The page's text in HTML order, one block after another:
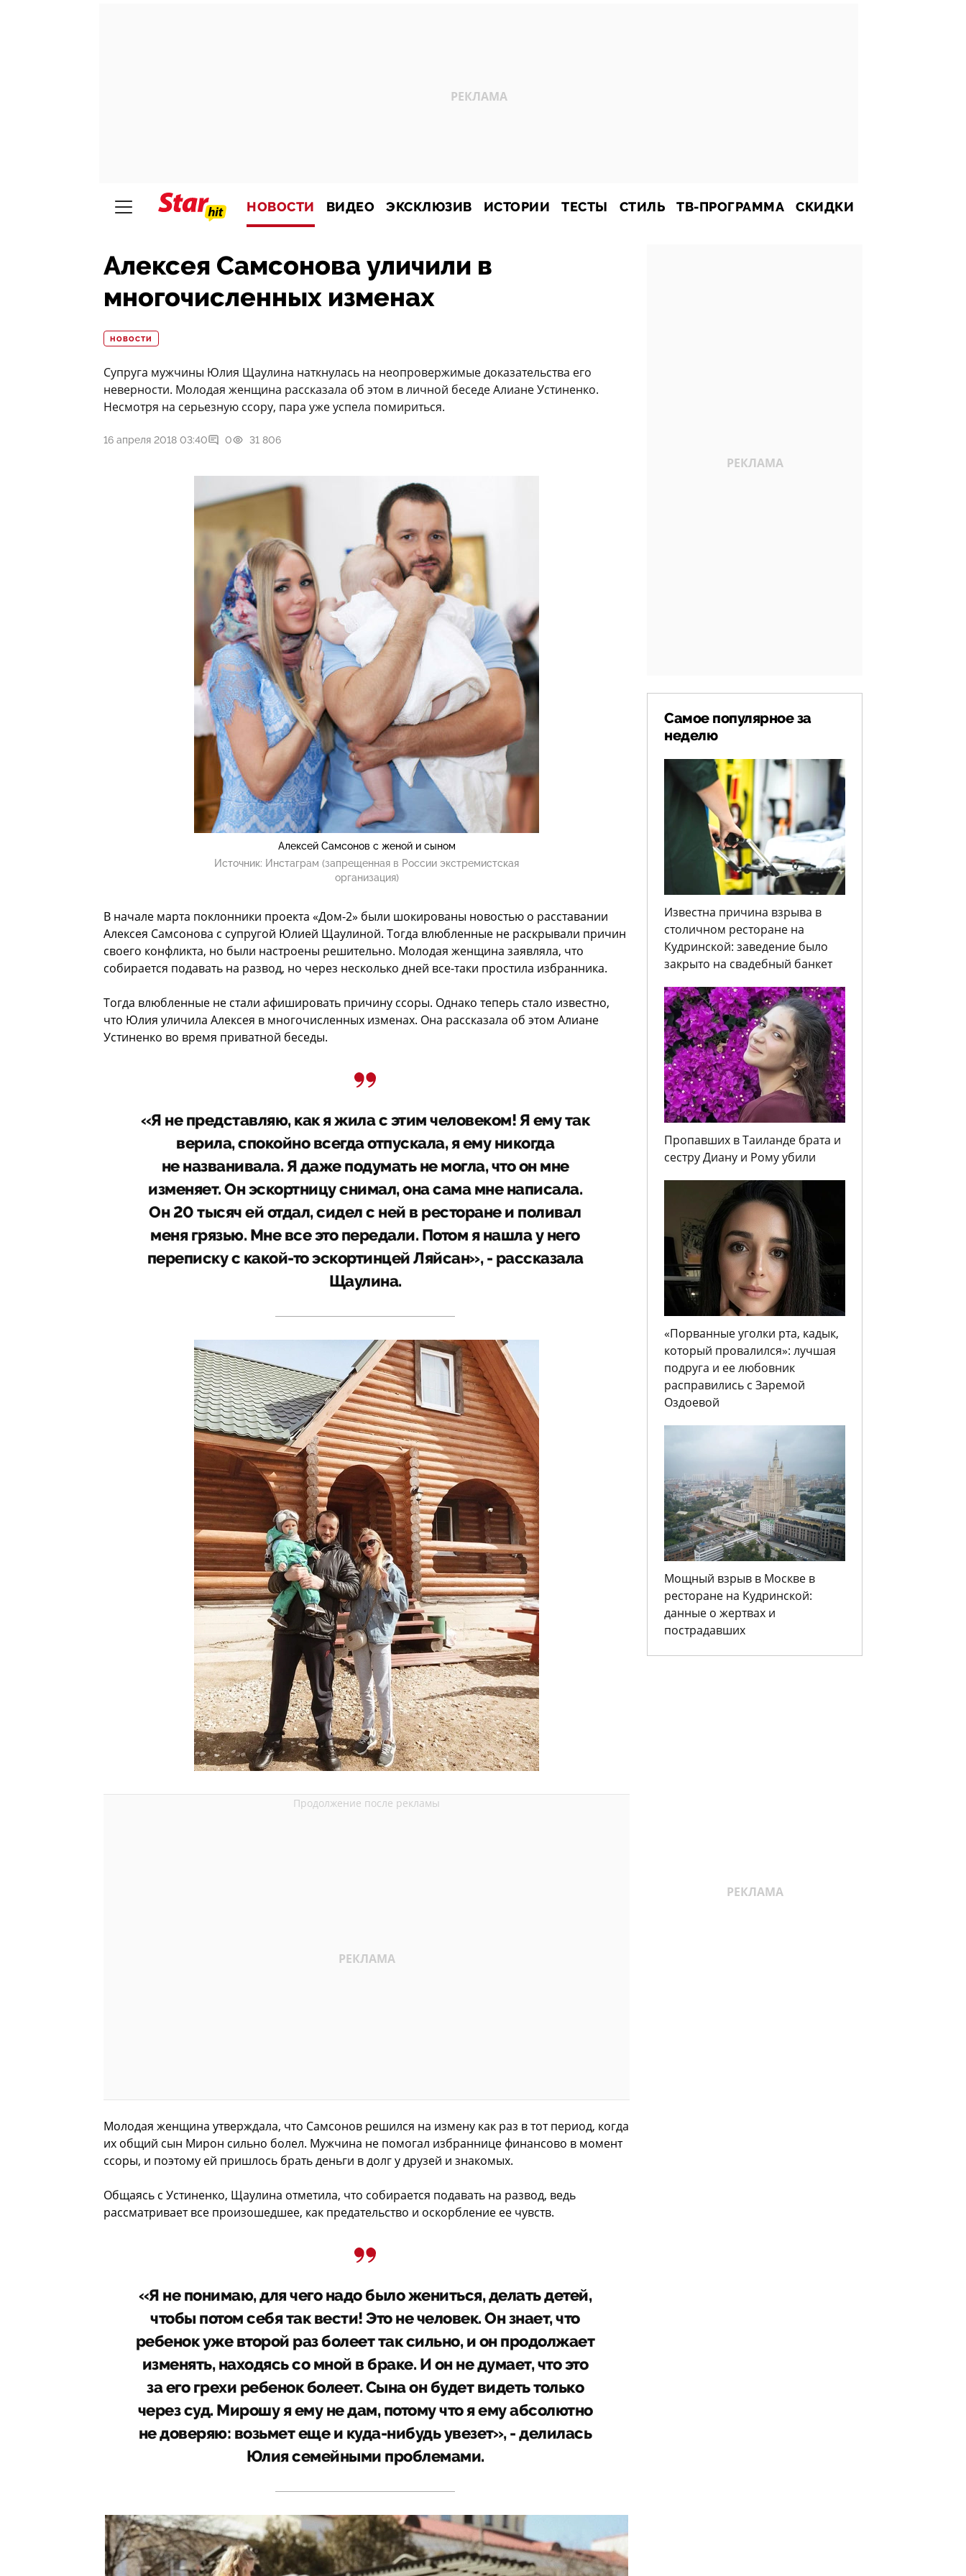
НОВОСТИ ВИДЕО ЭКСКЛЮЗИВ ИСТОРИИ ТЕСТЫ СТИЛЬ ТВ-ПРОГРАММА СКИДКИ
Алексея Самсонова уличили в
многочисленных изменах
НОВОСТИ
Супруга мужчины Юлия Щаулина наткнулась на неопровержимые доказательства его
неверности. Молодая женщина рассказала об этом в личной беседе Алиане Устиненко.
Несмотря на серьезную ссору, пара уже успела помириться.
16 апреля 2018 03:40 0 31 806
Алексей Самсонов с женой и сыном
Источник: Инстаграм (запрещенная в России экстремистская
организация)
В начале марта поклонники проекта «Дом-2» были шокированы новостью о расставании
Алексея Самсонова с супругой Юлией Щаулиной. Тогда влюбленные не раскрывали причин
своего конфликта, но были настроены решительно. Молодая женщина заявляла, что
собирается подавать на развод, но через несколько дней все-таки простила избранника.
Тогда влюбленные не стали афишировать причину ссоры. Однако теперь стало известно,
что Юлия уличила Алексея в многочисленных изменах. Она рассказала об этом Алиане
Устиненко во время приватной беседы.
«Я не представляю, как я жила с этим человеком! Я ему так
верила, спокойно всегда отпускала, я ему никогда
не названивала. Я даже подумать не могла, что он мне
изменяет. Он эскортницу снимал, она сама мне написала.
Он 20 тысяч ей отдал, сидел с ней в ресторане и поливал
меня грязью. Мне все это передали. Потом я нашла у него
переписку с какой-то эскортинцей Ляйсан», - рассказала
Щаулина.
Молодая женщина утверждала, что Самсонов решился на измену как раз в тот период, когда
их общий сын Мирон сильно болел. Мужчина не помогал избраннице финансово в момент
ссоры, и поэтому ей пришлось брать деньги в долг у друзей и знакомых.
Общаясь с Устиненко, Щаулина отметила, что собирается подавать на развод, ведь
рассматривает все произошедшее, как предательство и оскорбление ее чувств.
«Я не понимаю, для чего надо было жениться, делать детей,
чтобы потом себя так вести! Это не человек. Он знает, что
ребенок уже второй раз болеет так сильно, и он продолжает
изменять, находясь со мной в браке. И он не думает, что это
за его грехи ребенок болеет. Сына он будет видеть только
через суд. Мирошу я ему не дам, потому что я ему абсолютно
не доверяю: возьмет еще и куда-нибудь увезет», - делилась
Юлия семейными проблемами.
Самое популярное за
неделю
Известна причина взрыва в
столичном ресторане на
Кудринской: заведение было
закрыто на свадебный банкет
Пропавших в Таиланде брата и
сестру Диану и Рому убили
«Порванные уголки рта, кадык,
который провалился»: лучшая
подруга и ее любовник
расправились с Заремой
Оздоевой
Мощный взрыв в Москве в
ресторане на Кудринской:
данные о жертвах и
пострадавших